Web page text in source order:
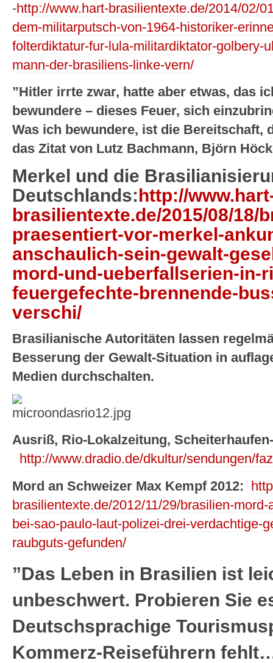
-http://www.hart-brasilientexte.de/2014/02/
dem-militarputsch-von-1964-historiker-
folterdiktatur-fur-lula-militardiktator-golbery-
mann-der-brasiliens-linke-vern/
”Hitler irrte zwar, hatte aber etwas, das
bewundere – dieses Feuer, sich
Was ich bewundere, ist die Bereitschaft,
das Zitat von Lutz Bachmann, Björn
Merkel und die
Deutschlands: http://
brasilientexte.de/2015/08/18/
praesentiert-vor-merkel-
anschaulich-sein-gewalt-
mord-und-ueberfallserien-in-
feuergefechte-brennende-
verschi/
Brasilianische Autoritäten lassen
Besserung der Gewalt-Situation in
Medien durchschalten.
Ausriß, Rio-Lokalzeitung,
http://www.dradio.de/dkultur/sendungen/
Mord an Schweizer Max Kempf 2012:
brasilientexte.de/2012/11/29/brasilien-
bei-sao-paulo-laut-polizei-drei-verdachtige-
raubguts-gefunden/
”Das Leben in Brasilien ist
unbeschwert. Probieren Sie
Deutschsprachige
Kommerz-Reiseführern